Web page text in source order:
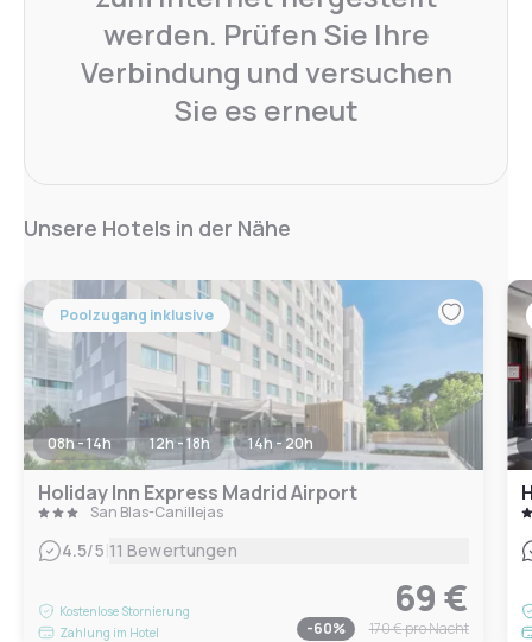
werden. Prüfen Sie Ihre
Verbindung und versuchen
Sie es erneut
Unsere Hotels in der Nähe
Poolzugang inklusive
08h - 14h 12h - 18h 14h - 20h
Holiday Inn Express Madrid Airport
San Blas-Canillejas
4.5/5 11 Bewertungen
Kostenlose Stornierung
Zahlung im Hotel
69 €
-60% 170 €pro Nacht